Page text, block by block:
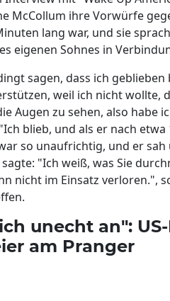
McCollum ihre Vorwürfe
lang war, und sie
eigenen Sohnes in
sagen, dass ich
weil ich nicht wollte,
Augen zu sehen, also habe
blieb, und als er nach
so unaufrichtig, und er
"Ich weiß, was Sie
nicht im Einsatz verloren.",
unecht an":
am Pranger